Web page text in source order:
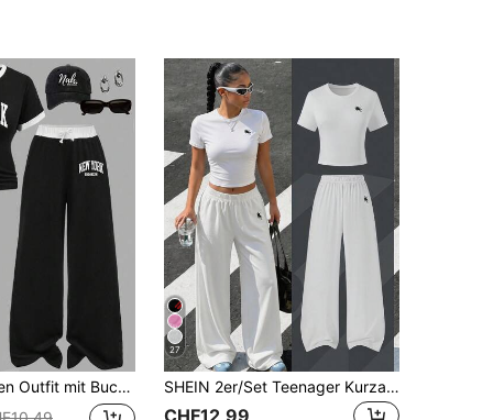
Muster Kurzarm-Oberteil und Hose
27
SHEIN 2er/Set Teenager Kurzarm & Lange Hose Set, minimalistisch reinweiß mit Pony-Muster, geeignet für Frühling/Sommer, Sport & Pendeln
CHF12,99